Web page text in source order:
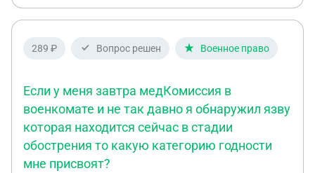
болевая дисфункция ВНЧС с гипертрофией
жевательных мыщц. На что я могу рассчитывать?
Шрам от основания шеи до уха прям. Спасибо за
289 ₽ Вопрос решен Военное право
Если у меня завтра медКомиссия в
военкомате и не так давно я обнаружил язву
которая находится сейчас в стадии
обострения то какую категорию годности
мне присвоят?